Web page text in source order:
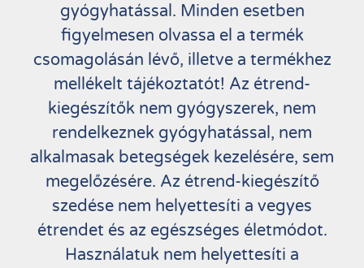
gyógyhatással. Minden esetben
figyelmesen olvassa el a termék
csomagolásán lévő, illetve a termékhez
mellékelt tájékoztatót! Az étrend-
kiegészítők nem gyógyszerek, nem
rendelkeznek gyógyhatással, nem
alkalmasak betegségek kezelésére, sem
megelőzésére. Az étrend-kiegészítő
szedése nem helyettesíti a vegyes
étrendet és az egészséges életmódot.
Használatuk nem helyettesíti a